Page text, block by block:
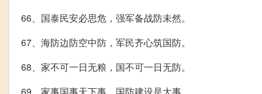
66、国泰民安必思危，强军备战防未然。
67、海防边防空中防，军民齐心筑国防。
68、家不可一日无粮，国不可一日无防。